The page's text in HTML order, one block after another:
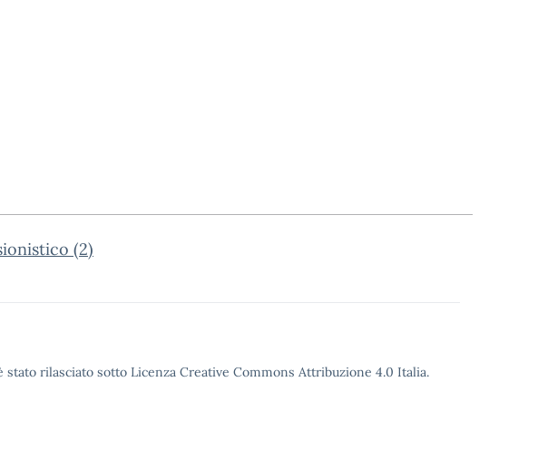
(2)
rilasciato sotto Licenza Creative Commons Attribuzione 4.0 Italia.